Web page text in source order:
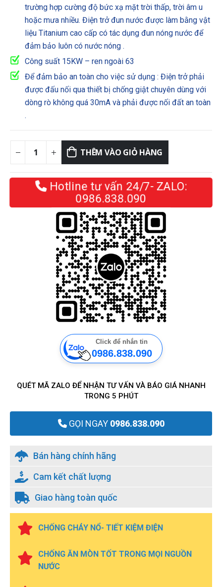
trường hợp cường độ bức xạ mặt trời thấp, trời âm u
hoặc mưa nhiều. Điện trở đun nước được làm bằng vật
liệu Titanium cao cấp có tác dụng đun nóng nước để
đảm bảo luôn có nước nóng .
Công suất 15KW – ren ngoài 63
Để đảm bảo an toàn cho việc sử dụng : Điện trở phải
được đấu nối qua thiết bị chống giật chuyên dùng với
dòng rò không quá 30mA và phải được nối đất an toàn
.
THÊM VÀO GIỎ HÀNG
Hotline tư vấn 24/7- ZALO:
0986.838.090
Click để nhắn tin
0986.838.090
QUÉT MÃ ZALO ĐỂ NHẬN TƯ VẤN VÀ BÁO GIÁ NHANH
TRONG 5 PHÚT
GỌI NGAY0986.838.090
Bán hàng chính hãng
Cam kết chất lượng
Giao hàng toàn quốc
CHỐNG CHÁY NỔ- TIẾT KIỆM ĐIỆN
CHỐNG ĂN MÒN TỐT TRONG MỌI NGUỒN
NƯỚC